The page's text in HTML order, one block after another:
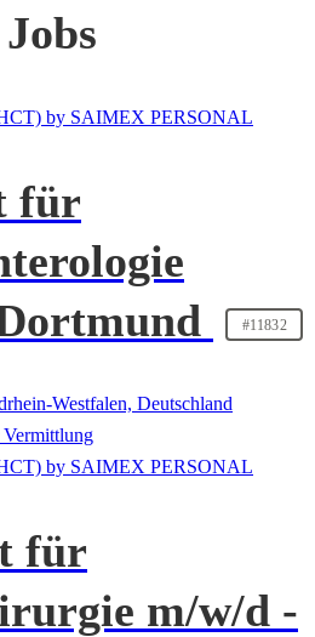
für
#11832
Westfalen, Deutschland
Vermittlung
für
m/w/d -